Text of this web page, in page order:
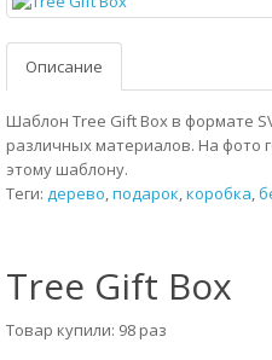
Описание
Шаблон Tree Gift Box в формате
различных материалов. На фото
этому шаблону.
Теги: дерево,подарок,коробка,
Tree Gift Box
Товар купили: 98 раз